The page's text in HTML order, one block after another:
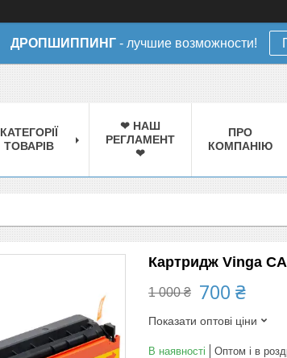
ДРОПШИППИНГ - лучшие возможности!
КАТЕГОРІЇ
ТОВАРІВ
❤ НАШ
РЕГЛАМЕНТ
❤
ПРО
КОМПАНІЮ
Картридж Vinga
1 000 ₴ 700 ₴
Показати оптові ціни
В наявності Оптом і в